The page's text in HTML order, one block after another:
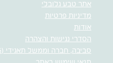
אתר טבע גלובלי
מדיניות פרטיות
אודות
הסדרי נגישות והצהרה
סביבה, חברה וממשל תאגידי (ESG)